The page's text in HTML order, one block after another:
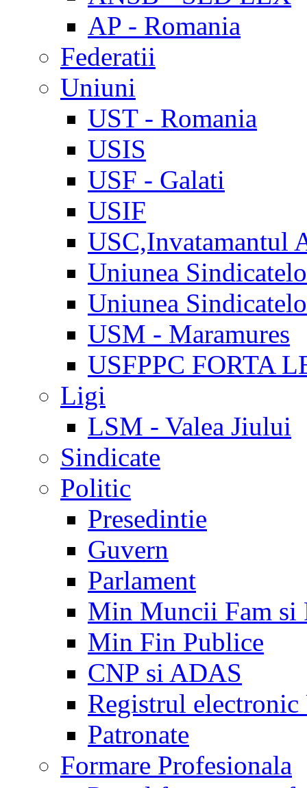
AP - Romania
Federatii
Uniuni
UST - Romania
USIS
USF - Galati
USIF
USC,Invatamantul
Uniunea
Uniunea
USM - Maramures
USFPPC FORTA
Ligi
LSM - Valea Jiului
Sindicate
Politic
Presedintie
Guvern
Parlament
Min Muncii Fam si
Min Fin Publice
CNP si ADAS
Registrul electronic
Patronate
Formare Profesionala